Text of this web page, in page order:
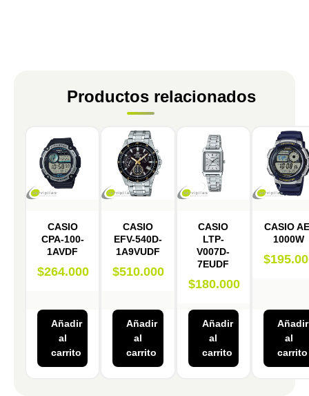
Productos relacionados
CASIO
CPA-100-
1AVDF
$264.000
Añadir
al
carrito
CASIO
EFV-540D-
1A9VUDF
$510.000
Añadir
al
carrito
CASIO
LTP-
V007D-
7EUDF
$180.000
Añadir
al
carrito
CASIO
1000W
$
Añadir
al
carrito